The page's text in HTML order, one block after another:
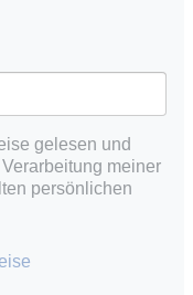
gelesen und
meiner
persönlichen